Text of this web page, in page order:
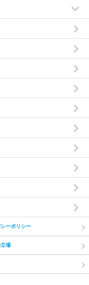
ーポリシー
場